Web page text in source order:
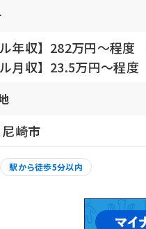
ル年収】282万円〜程
ル月収】23.5万円〜程
崎市
駅から徒歩5分以内